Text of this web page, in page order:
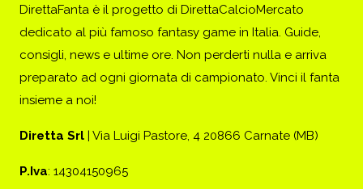
DirettaFanta è il progetto di DirettaCalcioMercato
dedicato al più famoso fantasy game in Italia. Guide,
consigli, news e ultime ore. Non perderti nulla e arriva
preparato ad ogni giornata di campionato. Vinci il fanta
insieme a noi!
Diretta Srl | Via Luigi Pastore, 4 20866 Carnate (MB)
P.Iva: 14304150965